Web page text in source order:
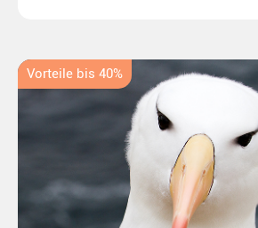
Vorteile bis 40%